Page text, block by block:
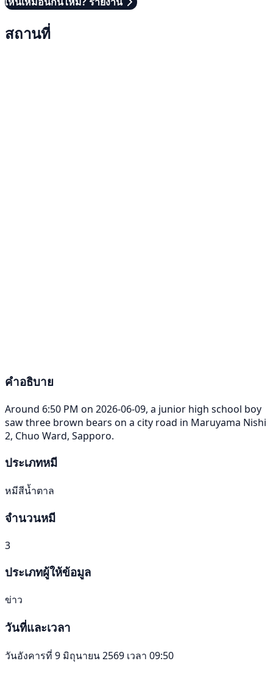
สถานที่
คำอธิบาย
Around 6:50 PM on 2026-06-09, a junior high school boy
saw three brown bears on a city road in Maruyama Nishi
2, Chuo Ward, Sapporo.
ประเภทหมี
หมีสีน้ำตาล
จำนวนหมี
3
ประเภทผู้ให้ข้อมูล
ข่าว
วันที่และเวลา
วันอังคารที่ 9 มิถุนายน 2569 เวลา 09:50